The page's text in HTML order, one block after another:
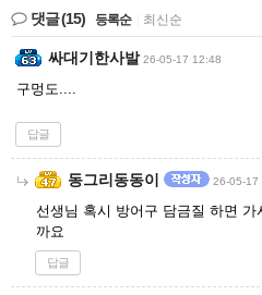
댓글(15) 등록순 최신순
싸대기한사발 26-05-17 12:48
구멍도....
답글
동그리동동이 26-05-17
선생님 혹시 방어구 담금질 하면
까요
답글